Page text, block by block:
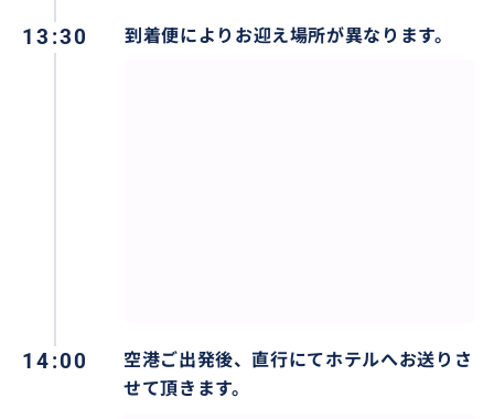
13:30 到着便によりお迎え場所が異なります。
14:00
空港ご出発後、直行にてホテルへお送りさ
せて頂きます。